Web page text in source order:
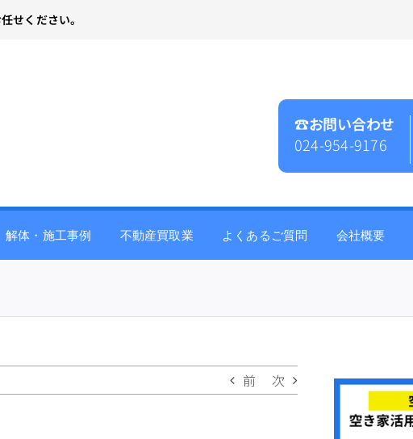
せください。
☎︎お問い合わせ
024-954-9176
解体・施工事例 不動産買取業 よくあるご質問 会社概要
前 次